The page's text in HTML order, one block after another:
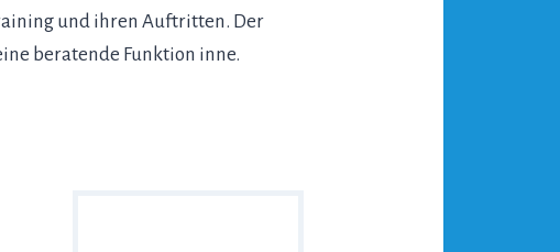
und ihren Auftritten. Der
beratende Funktion inne.